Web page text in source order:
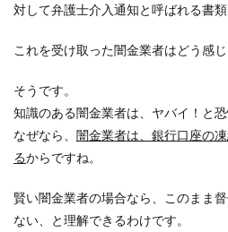
対して弁護士介入通知と呼ばれる書類
これを受け取った闇金業者はどう感
そうです。
知識のある闇金業者は、ヤバイ！と恐
なぜなら、 闇金業者は、銀行口座の
るからですね。
賢い闇金業者の場合なら、このまま
ない、と理解できるわけです。